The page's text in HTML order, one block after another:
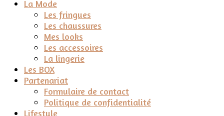
La Mode
Les fringues
Les chaussures
Mes looks
Les accessoires
La lingerie
Les BOX
Partenariat
Formulaire de contact
Politique de confidentialité
Lifestyle